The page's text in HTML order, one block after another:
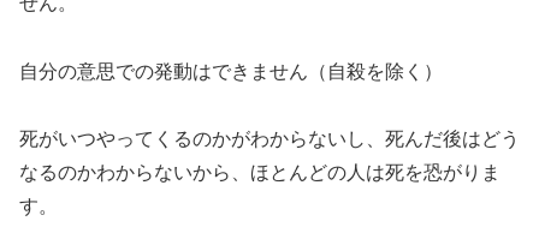
自分の意思での発動はできません（自殺を除く）
死がいつやってくるのかがわからないし、死んだ後はどう
なるのかわからないから、ほとんどの人は死を恐がりま
す。